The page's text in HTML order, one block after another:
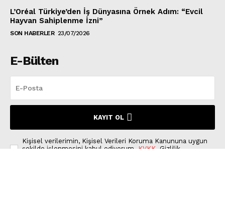
L’Oréal Türkiye’den İş Dünyasına Örnek Adım: “Evcil
Hayvan Sahiplenme İzni”
SON HABERLER 23/07/2026
E-Bülten
KAYIT OL
Kişisel verilerimin, Kişisel Verileri Koruma Kanununa uygun
şekilde işlenmesini kabul ediyorum. KVKK . Gizlilik